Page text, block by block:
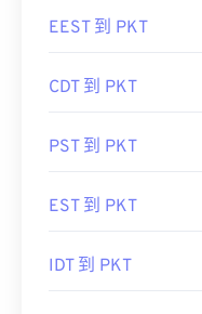
EEST 到 PKT
CDT 到 PKT
PST 到 PKT
EST 到 PKT
IDT 到 PKT